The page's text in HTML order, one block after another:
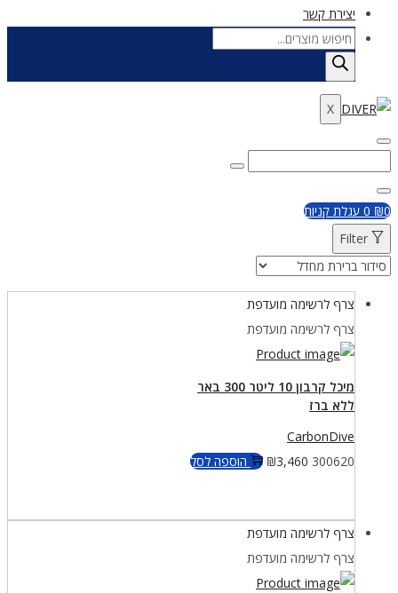
יצירת קשר
Products
search
X
Enter
Keywordfor:
Close
₪0
0 עגלת קניות
Filter
צרף לרשימה מועדפת
צרף לרשימה מועדפת
מיכל קרבון 10 ליטר 300 באר
ללא ברז
CarbonDive
300620
₪3,460 הוספה לסל
צרף לרשימה מועדפת
צרף לרשימה מועדפת